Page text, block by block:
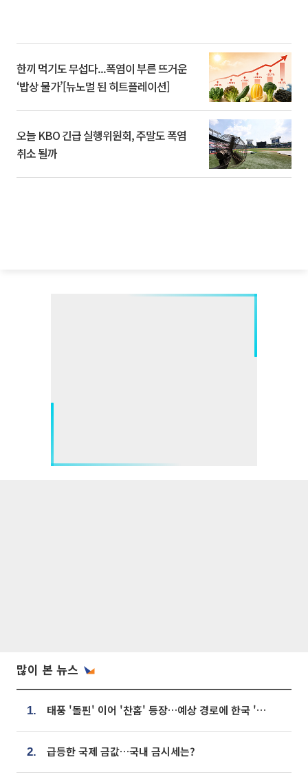
한끼 먹기도 무섭다...폭염이 부른 뜨거운
‘밥상 물가’[뉴노멀 된 히트플레이션]
오늘 KBO 긴급 실행위원회, 주말도 폭염
취소 될까
많이 본 뉴스
1. 태풍 '돌핀' 이어 '찬홈' 등장…예상 경로에 한국 '한숨'
2. 급등한 국제 금값…국내 금시세는?